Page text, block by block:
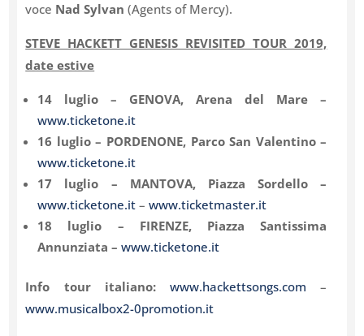
voce Nad Sylvan (Agents of Mercy).
STEVE HACKETT GENESIS REVISITED TOUR 2019,
date estive
14 luglio – GENOVA, Arena del Mare –
www.ticketone.it
16 luglio – PORDENONE, Parco San Valentino –
www.ticketone.it
17 luglio – MANTOVA, Piazza Sordello –
www.ticketone.it –www.ticketmaster.it
18 luglio – FIRENZE, Piazza Santissima
Annunziata –www.ticketone.it
Info tour italiano: www.hackettsongs.com –
www.musicalbox2-0promotion.it